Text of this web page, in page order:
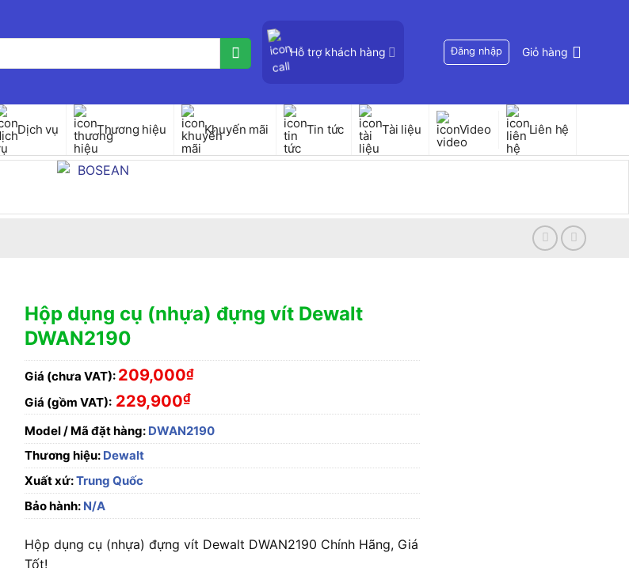
Hỗ trợ khách hàng Đăng nhập Giỏ hàng
Dịch vụ Thương hiệu Khuyến mãi Tin tức Tài liệu Video Liên hệ
Hộp dụng cụ (nhựa) đựng vít Dewalt
DWAN2190
Giá (chưa VAT): 209,000₫
Giá (gồm VAT): 229,900₫
Model / Mã đặt hàng: DWAN2190
Thương hiệu: Dewalt
Xuất xứ:Trung Quốc
Bảo hành: N/A
Hộp dụng cụ (nhựa) đựng vít Dewalt DWAN2190 Chính Hãng, Giá
Tốt!